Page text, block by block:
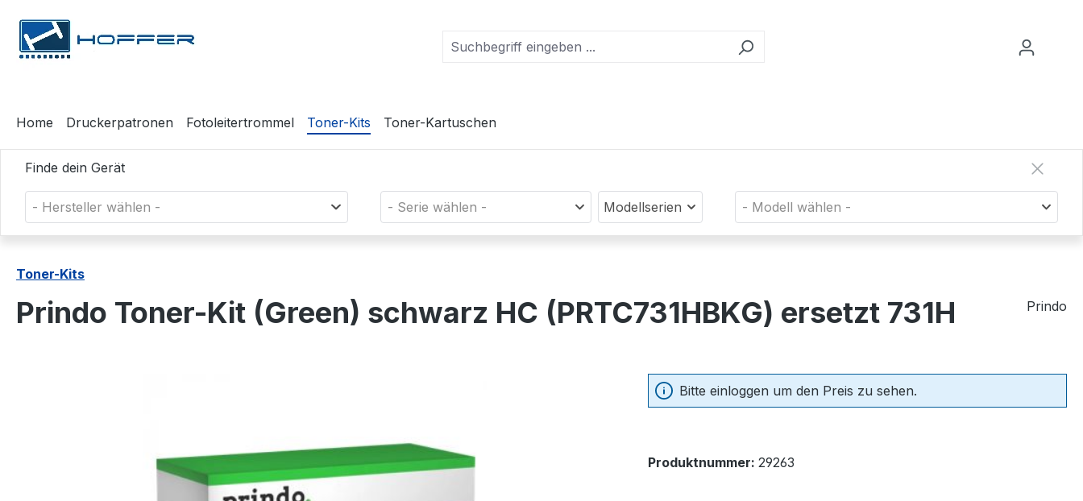
Hauptinhalt springen
Zur Suche springen
Zur Hauptnavigation springen
Home Druckerpatronen Fotoleitertrommel Toner-Kits Toner-Kartuschen
Finde dein Gerät
- Hersteller wählen - - Serie wählen - Modellserien - Modell wählen -
Toner-Kits
Prindo Toner-Kit (Green) schwarz HC (PRTC731HBKG) ersetzt 731H Prindo
Bitte einloggen um den Preis zu sehen.
Produktnummer: 29263